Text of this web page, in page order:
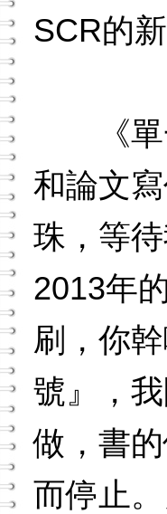
SCR的
《單一
和論文
珠，等
2013年
刷，你
號』，
做，書
而停止